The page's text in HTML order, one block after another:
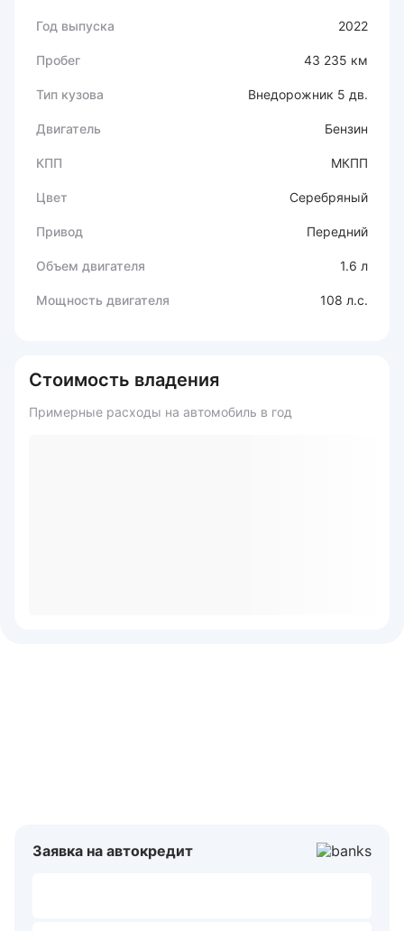
Год выпуска 2022
Пробег 43 235 км
Тип кузова Внедорожник 5 дв.
Двигатель Бензин
КПП МКПП
Цвет Серебряный
Привод Передний
Объем двигателя 1.6 л
Мощность двигателя 108 л.с.
Стоимость владения
Примерные расходы на автомобиль в год
Заявка на автокредит